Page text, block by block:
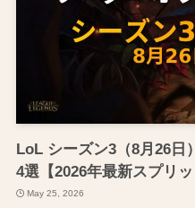
LoL シーズン3（8月26日
4選【2026年最新スプリッ
May 25, 2026